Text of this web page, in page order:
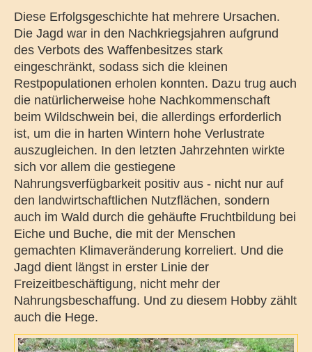
Diese Erfolgsgeschichte hat mehrere Ursachen.
Die Jagd war in den Nachkriegsjahren aufgrund
des Verbots des Waffenbesitzes stark
eingeschränkt, sodass sich die kleinen
Restpopulationen erholen konnten. Dazu trug auch
die natürlicherweise hohe Nachkommenschaft
beim Wildschwein bei, die allerdings erforderlich
ist, um die in harten Wintern hohe Verlustrate
auszugleichen. In den letzten Jahrzehnten wirkte
sich vor allem die gestiegene
Nahrungsverfügbarkeit positiv aus - nicht nur auf
den landwirtschaftlichen Nutzflächen, sondern
auch im Wald durch die gehäufte Fruchtbildung bei
Eiche und Buche, die mit der Menschen
gemachten Klimaveränderung korreliert. Und die
Jagd dient längst in erster Linie der
Freizeitbeschäftigung, nicht mehr der
Nahrungsbeschaffung. Und zu diesem Hobby zählt
auch die Hege.